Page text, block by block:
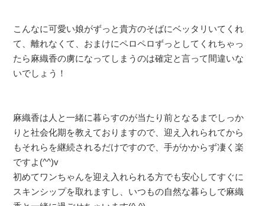
こんなに可愛い娘がずっと貴方のそばにベッタリいてくれ
て、離れなくて、おまけにペロペロずっとしてくれちゃっ
たら麻織香の虜になってしまうのは確定と言って間違いな
いでしょう！
麻織香は人と一緒に暮らすのが当たり前となるまでしっか
りと社会化期を教えておりますので、迎え入れられてから
もそれらを継続されるだけですので、手がかからず凄く楽
ですよ(^^)v
初めてワンちゃんを迎え入れられる方でも安心してすぐに
スキンシップを取れますし、いつもの自然な暮らしで麻織